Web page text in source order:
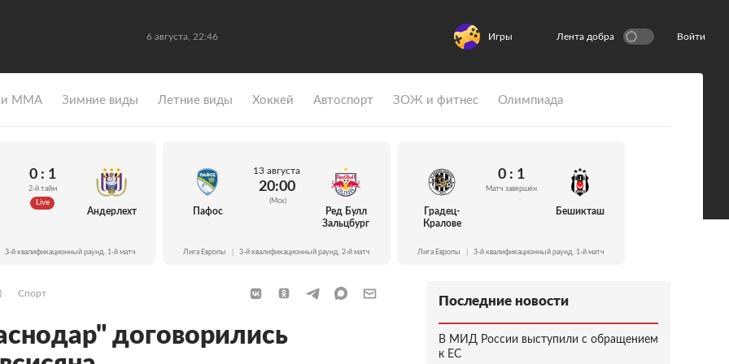
6 августа, 22:46 Игры Лента добра Войти
и ММА Зимние виды Летние виды Хоккей Автоспорт ЗОЖ и фитнес Олимпиада
0 : 1
2-й тайм
Live
Андерлехт
3-й квалификационный раунд. 1-й матч
Пафос
13 августа
20:00
(Мск)
Ред Булл
Зальцбург
Лига Европы 3-й квалификационный раунд. 2-й матч
Градец-
Кралове
0 : 1
Матч завершён
Бешикташ
Лига Европы 3-й квалификационный раунд. 1-й матч
Спорт
договорились
Последние новости
В МИД России выступили с обращением
к ЕС